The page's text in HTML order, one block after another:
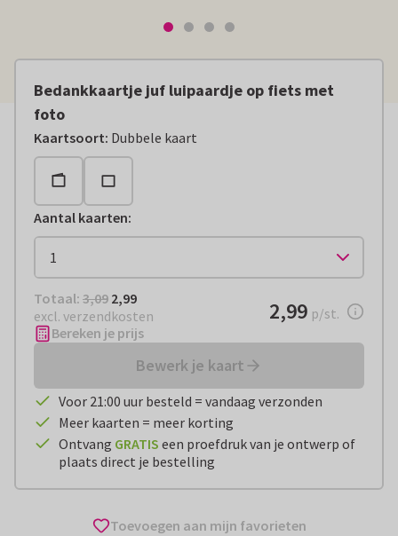
Bedankkaartje juf luipaardje op fiets met
foto
Kaartsoort: Dubbele kaart
Aantal kaarten:
Totaal: € 2,99
Totaal: 3,09 2,99
excl. verzendkosten
€ 2,99per stuk
2,99 p/st.
Bereken je prijs
Bewerk je kaart
Voor 21:00 uur besteld = vandaag verzonden
Meer kaarten = meer korting
Ontvang GRATIS een proefdruk van je ontwerp of
plaats direct je bestelling
Toevoegen aan mijn favorieten